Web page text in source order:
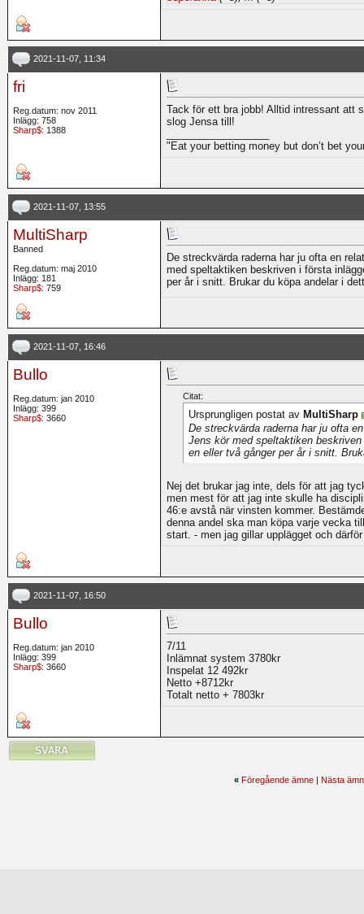
2021-11-07, 11:34
fri
Reg.datum: nov 2011
Inlägg: 758
Sharp$: 1388
Tack för ett bra jobb! Alltid intressant att
slog Jensa till!
"Eat your betting money but don’t bet
2021-11-07, 13:55
MultiSharp
Banned
Reg.datum: maj 2010
Inlägg: 181
Sharp$: 759
De streckvärda raderna har ju ofta en
med speltaktiken beskriven i första
per år i snitt. Brukar du köpa andelar i
2021-11-07, 16:46
Bullo
Reg.datum: jan 2010
Inlägg: 399
Sharp$: 3660
Citat:
Ursprungligen postat av MultiSharp
De streckvärda raderna har ju ofta
Jens kör med speltaktiken
en eller två gånger per år i snitt.
Nej det brukar jag inte, dels för att jag
men mest för att jag inte skulle ha
46:e avstå när vinsten kommer.
denna andel ska man köpa varje vecka
start. - men jag gillar upplägget och
2021-11-07, 16:50
Bullo
Reg.datum: jan 2010
Inlägg: 399
Sharp$: 3660
7/11
Inlämnat system 3780kr
Inspelat 12 492kr
Netto +8712kr
Totalt netto + 7803kr
« Föregående ämne| Nästa